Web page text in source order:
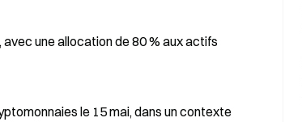
une allocation de 80 % aux actifs
le 15 mai, dans un contexte